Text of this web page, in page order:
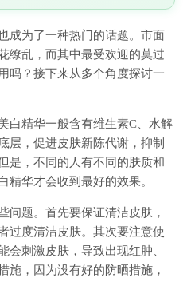
成为了一种热门的话题。市面
缭乱，而其中最受欢迎的莫过
吗？接下来从多个角度探讨一
白精华一般含有维生素C、水解
层，促进皮肤新陈代谢，抑制
是，不同的人有不同的肤质和
精华才会收到最好的效果。
问题。首先要保证清洁皮肤，
过度清洁皮肤。其次要注意使
会刺激皮肤，导致出现红肿、
施，因为没有好的防晒措施，